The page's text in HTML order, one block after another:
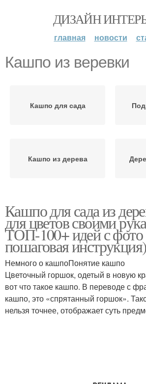
ДИЗАЙН
главная новости
Кашпо из веревки
Кашпо для сада
Кашпо из дерева
Кашпо для цветов
Деревянное кашпо
Кашпо для сада из
для цветов своими
ТОП-100+ идей с
пошаговая
Немного о кашпоПонятие кашпо
Цветочный горшок, одетый в новую
вот что такое кашпо. В переводе с
кашпо, это «спрятанный горшок».
нельзя точнее, отображает суть